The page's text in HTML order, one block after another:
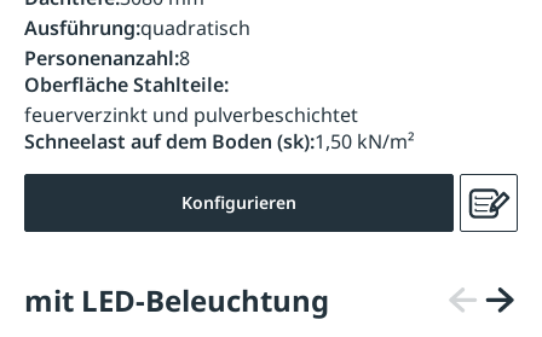
Ausführung:quadratisch
Personenanzahl:8
Oberfläche Stahlteile:
feuerverzinkt und pulverbeschichtet
Schneelast auf dem Boden (sk):1,50 kN/m²
Konfigurieren
mit LED-Beleuchtung